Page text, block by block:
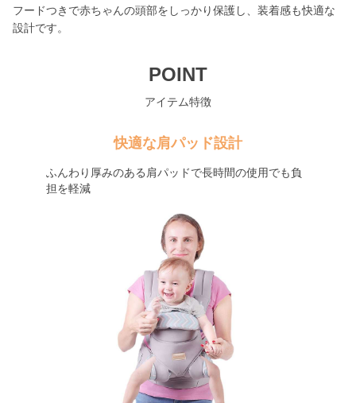
フードつきで赤ちゃんの頭部をしっかり保護し、装着感も快適な
設計です。
POINT
アイテム特徴
快適な肩パッド設計
ふんわり厚みのある肩パッドで長時間の使用でも負
担を軽減